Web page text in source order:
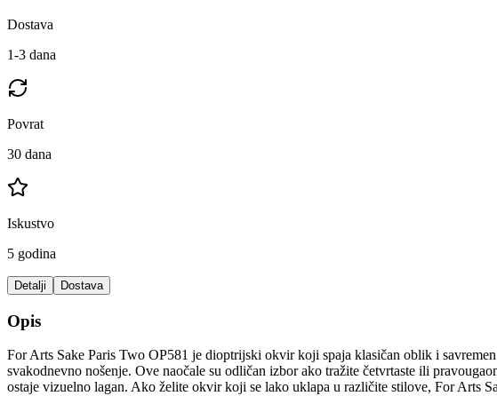
Dostava
1-3 dana
Povrat
30 dana
Iskustvo
5 godina
Detalji Dostava
Opis
For Arts Sake Paris Two OP581 je dioptrijski okvir koji spaja klasičan oblik i
svakodnevno nošenje. Ove naočale su odličan izbor ako tražite četvrtaste ili
ostaje vizuelno lagan. Ako želite okvir koji se lako uklapa u različite stilove, For Arts